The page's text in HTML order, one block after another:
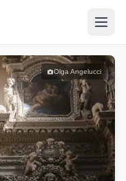
Olga Angelucci